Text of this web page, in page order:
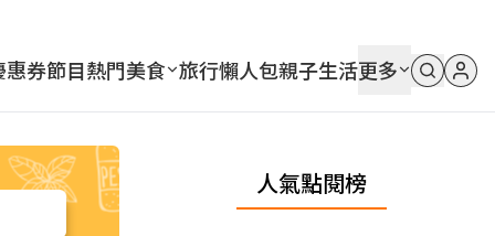
惠券節目熱門美食 旅行懶人包親子生活更多
人氣點閱榜